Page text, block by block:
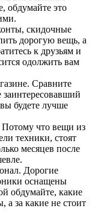
обдумайте это
скидочные
дорогую вещь, а
к друзьям и
одолжить вам
Сравните
будете лучше
что вещи из
техники, стоят
месяцев после
Дорогие
оснащены
обдумайте, какие
за какие не стоит